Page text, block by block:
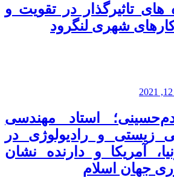
تاثیرگذار در تقویت و
شهری لنگرود
استاد مهندسی
زیستی و رادیولوژی در
آمریکا و دارنده نشان
جهان اسلام